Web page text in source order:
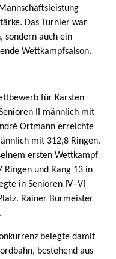
Das Turnier war
sondern auch ein
Wettkampfsaison.
für Karsten
II männlich mit
Ortmann erreichte
mit 312,8 Ringen.
ersten Wettkampf
Ringen und Rang 13 in
in Senioren IV–VI
Rainer Burmeister
belegte damit
bestehend aus